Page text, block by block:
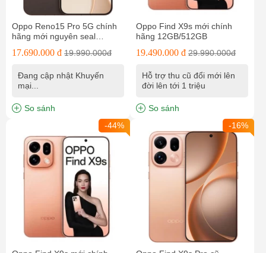
Oppo Reno15 Pro 5G chính
hãng mới nguyên seal
17.690.000 đ 19.990.000đ
Đang cập nhật Khuyến
mại...
So sánh
Oppo Find X9s mới chính
hãng 12GB/512GB
19.490.000 đ 29.990.000đ
Hỗ trợ thu cũ đổi mới lên
đời lên tới 1 triệu
So sánh
-44%
-16%